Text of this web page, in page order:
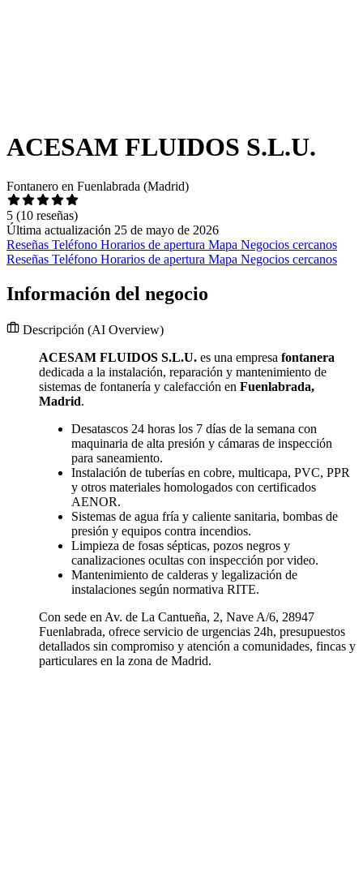
ACESAM FLUIDOS S.L.U.
Fontanero en Fuenlabrada (Madrid)
5 (10 reseñas)
Última actualización 25 de mayo de 2026
Reseñas Teléfono Horarios de apertura Mapa Negocios cercanos
Reseñas Teléfono Horarios de apertura Mapa Negocios cercanos
Información del negocio
Descripción (AI Overview)
ACESAM FLUIDOS S.L.U. es una empresa fontanera
dedicada a la instalación, reparación y mantenimiento de
sistemas de fontanería y calefacción en Fuenlabrada,
Madrid.
Desatascos 24 horas los 7 días de la semana con
maquinaria de alta presión y cámaras de inspección
para saneamiento.
Instalación de tuberías en cobre, multicapa, PVC, PPR
y otros materiales homologados con certificados
AENOR.
Sistemas de agua fría y caliente sanitaria, bombas de
presión y equipos contra incendios.
Limpieza de fosas sépticas, pozos negros y
canalizaciones ocultas con inspección por video.
Mantenimiento de calderas y legalización de
instalaciones según normativa RITE.
Con sede en Av. de La Cantueña, 2, Nave A/6, 28947
Fuenlabrada, ofrece servicio de urgencias 24h, presupuestos
detallados sin compromiso y atención a comunidades, fincas y
particulares en la zona de Madrid.